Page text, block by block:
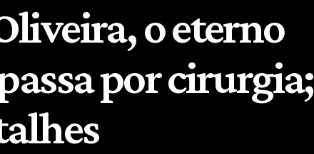
o eterno
por cirurgia;